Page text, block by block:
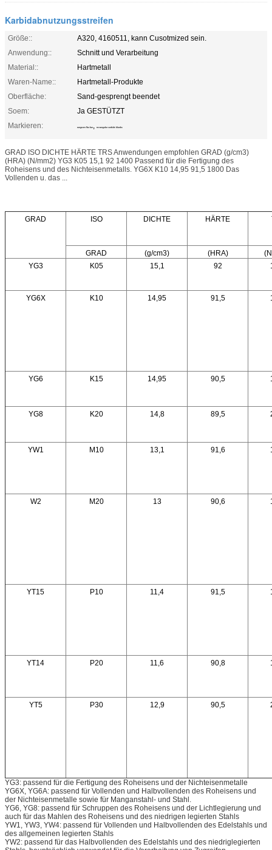
Karbidabnutzungsstreifen
Größe::
A320, 4160511, kann Cusotmized sein.
Anwendung::
Schnitt und Verarbeitung
Material::
Hartmetall
Waren-Name::
Hartmetall-Produkte
Oberfläche:
Sand-gesprengt beendet
Soem:
Ja GESTÜTZT
Markieren:
tungsten flat bar , rectangular carbide blanks
GRAD ISO DICHTE HÄRTE TRS Anwendungen empfohlen GRAD (g/cm3)
(HRA) (N/mm2) YG3 K05 15,1 92 1400 Passend für die Fertigung des
Roheisens und des Nichteisenmetalls. YG6X K10 14,95 91,5 1800 Das
Vollenden u. das ...
GRAD ISO DICHTE HÄRTE
GRAD (g/cm3) (HRA)
YG3
K05 15,1 92
YG6X K10 14,95 91,5
YG6 K15 14,95 90,5
YG8 K20 14,8 89,5
YW1 M10 13,1 91,6
W2 M20 13 90,6
YT15 P10 11,4 91,5
YT14 P20 11,6 90,8
YT5 P30 12,9 90,5
YG3: passend für die Fertigung des Roheisens und der Nichteisenmetalle
YG6X, YG6A: passend für Vollenden und Halbvollenden des Roheisens und
der Nichteisenmetalle sowie für Manganstahl- und Stahl.
YG6, YG8: passend für Schruppen des Roheisens und der Lichtlegierung und
auch für das Mahlen des Roheisens und des niedrigen legierten Stahls
YW1, YW3, YW4: passend für Vollenden und Halbvollenden des Edelstahls und
des allgemeinen legierten Stahls
YW2: passend für das Halbvollenden des Edelstahls und des niedriglegierten